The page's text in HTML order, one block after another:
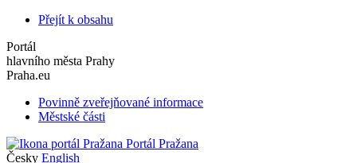
Přejít k obsahu
Portál
hlavního města Prahy
Praha.eu
Povinně zveřejňované informace
Městské části
Portál Pražana
Česky English